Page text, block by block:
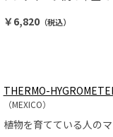
￥6,820（税込）
THERMO-
（MEXICO）
植物を育てている人の